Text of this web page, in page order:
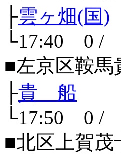
├雲ヶ畑(国)
└17:40 0 /
■左京区鞍馬
├貴 船
└17:50 0 /
■北区上賀茂